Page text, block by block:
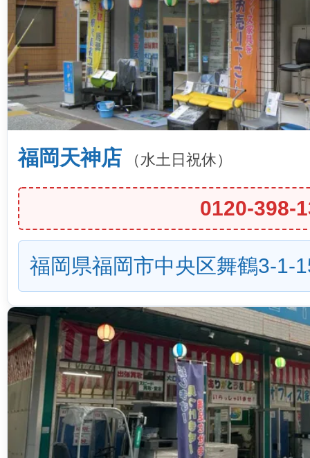
福岡天神店 （水土日祝休）
0120-398-
福岡県福岡市中央区舞鶴3-1-